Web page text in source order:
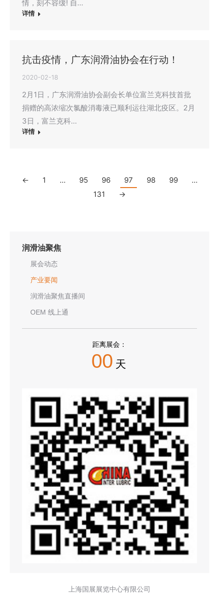
情，刻不容缓! 自…
详情
抗击疫情，广东润滑油协会在行动！
2020-02-18
2月1日，广东润滑油协会副会长单位富兰克科技首批
捐赠的高浓缩次氯酸消毒液已顺利运往湖北疫区。2月
3日，富兰克科…
详情
← 1 … 95 96 97 98 99
…
131
→
润滑油聚焦
展会动态
产业要闻
润滑油聚焦直播间
OEM 线上通
距离展会：
00 天
上海国展展览中心有限公司